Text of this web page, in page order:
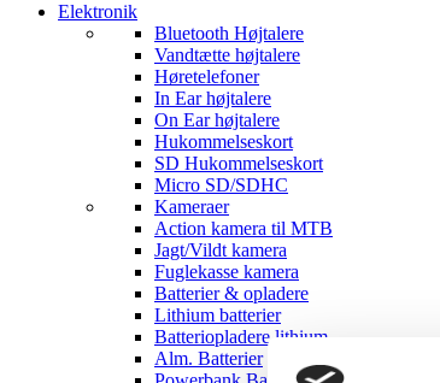
Elektronik
Bluetooth Højtalere
Vandtætte højtalere
Høretelefoner
In Ear højtalere
On Ear højtalere
Hukommelseskort
SD Hukommelseskort
Micro SD/SDHC
Kameraer
Action kamera til MTB
Jagt/Vildt kamera
Fuglekasse kamera
Batterier & opladere
Lithium batterier
Batteriopladere lithium
Alm. Batterier